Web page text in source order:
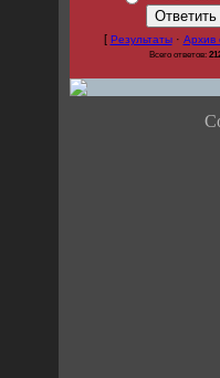
[ Результаты· Архив
Всего ответов: